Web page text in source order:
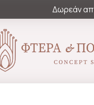
Δωρεάν